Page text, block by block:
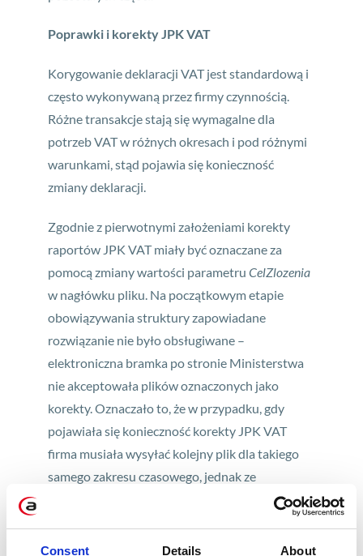
Consent Details About
Poprawki i korekty JPK VAT
Korygowanie deklaracji VAT jest standardową i
często wykonywaną przez firmy czynnością.
Różne transakcje stają się wymagalne dla
potrzeb VAT w różnych okresach i pod różnymi
warunkami, stąd pojawia się konieczność
zmiany deklaracji.
Zgodnie z pierwotnymi założeniami korekty
raportów JPK VAT miały być oznaczane za
pomocą zmiany wartości parametru CelZlozenia
w nagłówku pliku. Na początkowym etapie
obowiązywania struktury zapowiadane
rozwiązanie nie było obsługiwane –
elektroniczna bramka po stronie Ministerstwa
nie akceptowała plików oznaczonych jako
korekty. Oznaczało to, że w przypadku, gdy
pojawiała się konieczność korekty JPK VAT
firma musiała wysyłać kolejny plik dla takiego
samego zakresu czasowego, jednak ze
zmienionymi danymi. Ministerstwo natomiast
wysłany z najpóźniejszą datą. Niosło to jednak